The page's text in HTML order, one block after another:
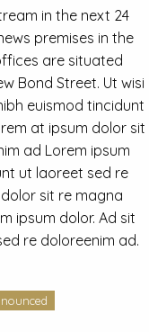
in the next 24
premises in the
are situated
Bond Street. Ut wisi
euismod tincidunt
at ipsum dolor sit
ad Lorem ipsum
ut laoreet sed re
sit re magna
ipsum dolor. Ad sit
re doloreenim ad.